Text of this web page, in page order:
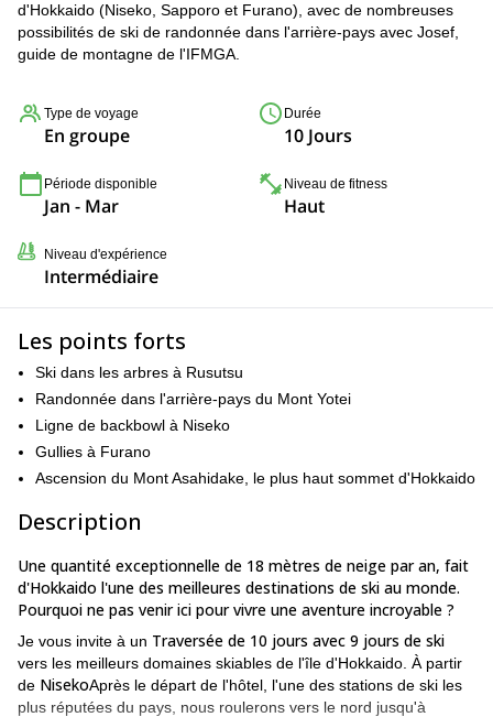
d'Hokkaido (Niseko, Sapporo et Furano), avec de nombreuses
possibilités de ski de randonnée dans l'arrière-pays avec Josef,
guide de montagne de l'IFMGA.
Type de voyage
En groupe
Durée
10 Jours
Période disponible
Jan - Mar
Niveau de fitness
Haut
Niveau d'expérience
Intermédiaire
Les points forts
Ski dans les arbres à Rusutsu
Randonnée dans l'arrière-pays du Mont Yotei
Ligne de backbowl à Niseko
Gullies à Furano
Ascension du Mont Asahidake, le plus haut sommet d'Hokkaido
Description
Une quantité exceptionnelle de 18 mètres de neige par an, fait
d'Hokkaido l'une des meilleures destinations de ski au monde.
Pourquoi ne pas venir ici pour vivre une aventure incroyable ?
Je vous invite à un Traversée de 10 jours avec 9 jours de ski
vers les meilleurs domaines skiables de l'île d'Hokkaido. À partir
de NisekoAprès le départ de l'hôtel, l'une des stations de ski les
plus réputées du pays, nous roulerons vers le nord jusqu'à